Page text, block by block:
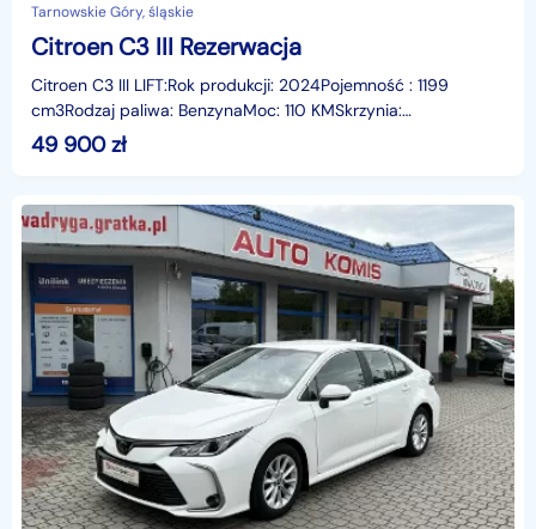
Tarnowskie Góry, śląskie
Citroen C3 III Rezerwacja
Citroen C3 III LIFT:Rok produkcji: 2024Pojemność : 1199
cm3Rodzaj paliwa: BenzynaMoc: 110 KMSkrzynia:
manualPrzebieg: 20 tys...Do zaoferowania mamy Citroena C3
49 900zł